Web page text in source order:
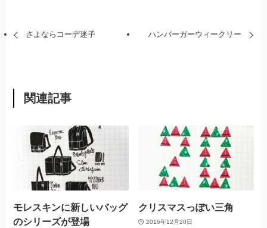
さよならコーデ迷子 ハンバーガーウィークリー
関連記事
モレスキンに新しいバッグ
のシリーズが登場
クリスマスっぽい三角
2016年12月20日